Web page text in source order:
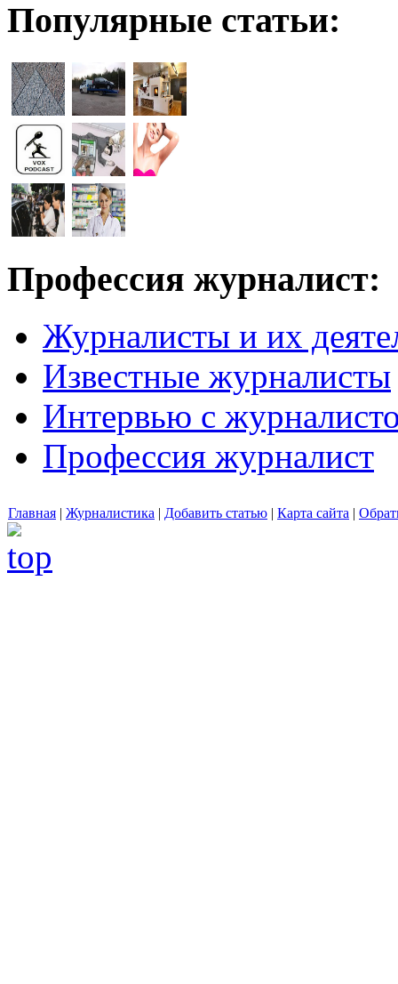
Популярные статьи:
Профессия журналист:
Журналисты и их
Известные журналисты
Интервью с
Профессия журналист
Главная | Журналистика | Добавить статью | Карта сайта |